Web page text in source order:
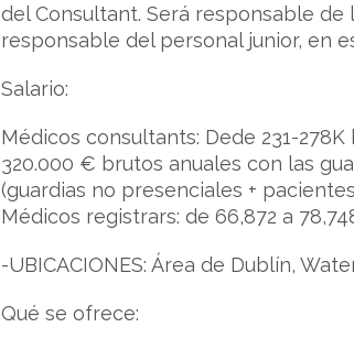
del Consultant. Será responsable
responsable del personal junior, en
Salario:
Médicos consultants: Dede 231-
320.000 € brutos anuales con las
(guardias no presenciales +
Médicos registrars: de 66,872 a
-UBICACIONES: Área de Dublín,
Qué se ofrece: